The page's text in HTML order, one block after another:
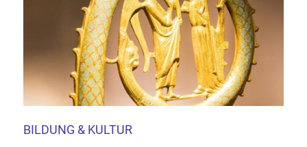
BILDUNG & KULTUR